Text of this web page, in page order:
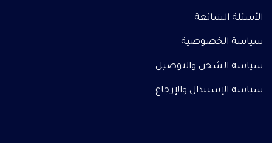
الأسئلة الشائعة
سياسة الخصوصية
سياسة الشحن والتوصيل
سياسة الإستبدال والإرجاع